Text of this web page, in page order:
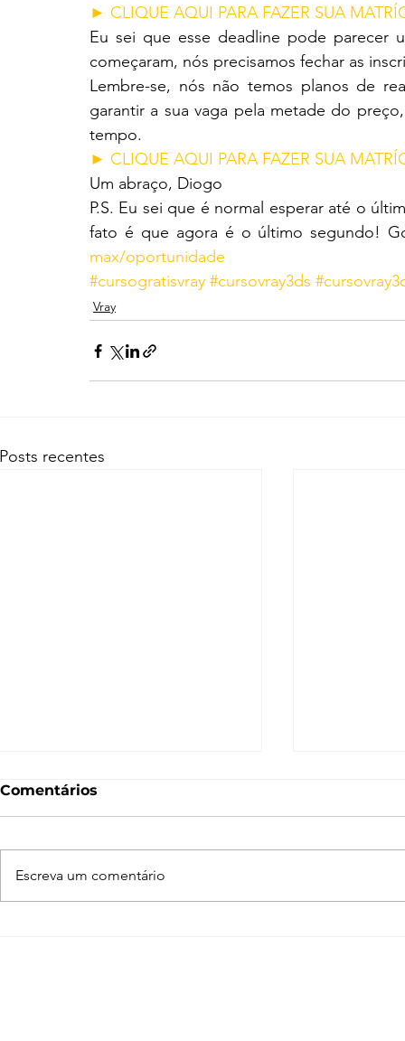
AutoCAD Revit
► CLIQUE AQUI PARA FAZER SUA
Eu sei que esse deadline pode parecer
começaram, nós precisamos fechar as
Lembre-se, nós não temos planos de
garantir a sua vaga pela metade do
tempo.
► CLIQUE AQUI PARA FAZER SUA
Um abraço, Diogo
P.S. Eu sei que é normal esperar até o
fato é que agora é o último segundo!
max/oportunidade
#cursogratisvray #cursovray3ds
Vray
Posts recentes
Comentários
Escreva um comentário